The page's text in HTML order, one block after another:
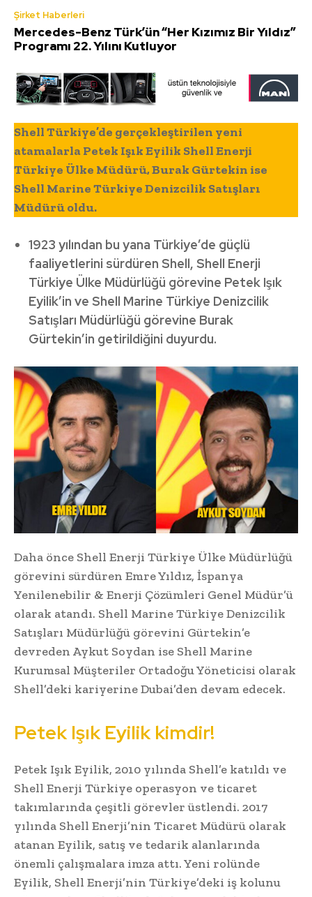
Şirket Haberleri
Mercedes-Benz Türk’ün “Her Kızımız Bir Yıldız”
Programı 22. Yılını Kutluyor
Shell Türkiye’de gerçekleştirilen yeni
atamalarla Petek Işık Eyilik Shell Enerji
Türkiye Ülke Müdürü, Burak Gürtekin ise
Shell Marine Türkiye Denizcilik Satışları
Müdürü oldu.
1923 yılından bu yana Türkiye’de güçlü
faaliyetlerini sürdüren Shell, Shell Enerji
Türkiye Ülke Müdürlüğü görevine Petek Işık
Eyilik’in ve Shell Marine Türkiye Denizcilik
Satışları Müdürlüğü görevine Burak
Gürtekin’in getirildiğini duyurdu.
Daha önce Shell Enerji Türkiye Ülke Müdürlüğü
görevini sürdüren Emre Yıldız, İspanya
Yenilenebilir & Enerji Çözümleri Genel Müdür’ü
olarak atandı. Shell Marine Türkiye Denizcilik
Satışları Müdürlüğü görevini Gürtekin’e
devreden Aykut Soydan ise Shell Marine
Kurumsal Müşteriler Ortadoğu Yöneticisi olarak
Shell’deki kariyerine Dubai’den devam edecek.
Petek Işık Eyilik kimdir!
Petek Işık Eyilik, 2010 yılında Shell’e katıldı ve
Shell Enerji Türkiye operasyon ve ticaret
takımlarında çeşitli görevler üstlendi. 2017
yılında Shell Enerji’nin Ticaret Müdürü olarak
atanan Eyilik, satış ve tedarik alanlarında
önemli çalışmalara imza attı. Yeni rolünde
Eyilik, Shell Enerji’nin Türkiye’deki iş kolunu